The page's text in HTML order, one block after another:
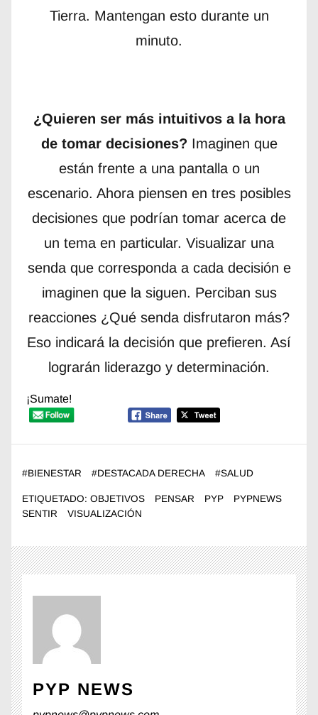
Tierra. Mantengan esto durante un
minuto.
¿Quieren ser más intuitivos a la hora
de tomar decisiones? Imaginen que
están frente a una pantalla o un
escenario. Ahora piensen en tres posibles
decisiones que podrían tomar acerca de
un tema en particular. Visualizar una
senda que corresponda a cada decisión e
imaginen que la siguen. Perciban sus
reacciones ¿Qué senda disfrutaron más?
Eso indicará la decisión que prefieren. Así
lograrán liderazgo y determinación.
¡Sumate!
#BIENESTAR #DESTACADA DERECHA #SALUD
ETIQUETADO: OBJETIVOS PENSAR PYP
PYPNEWS
SENTIR
VISUALIZACIÓN
PYP NEWS